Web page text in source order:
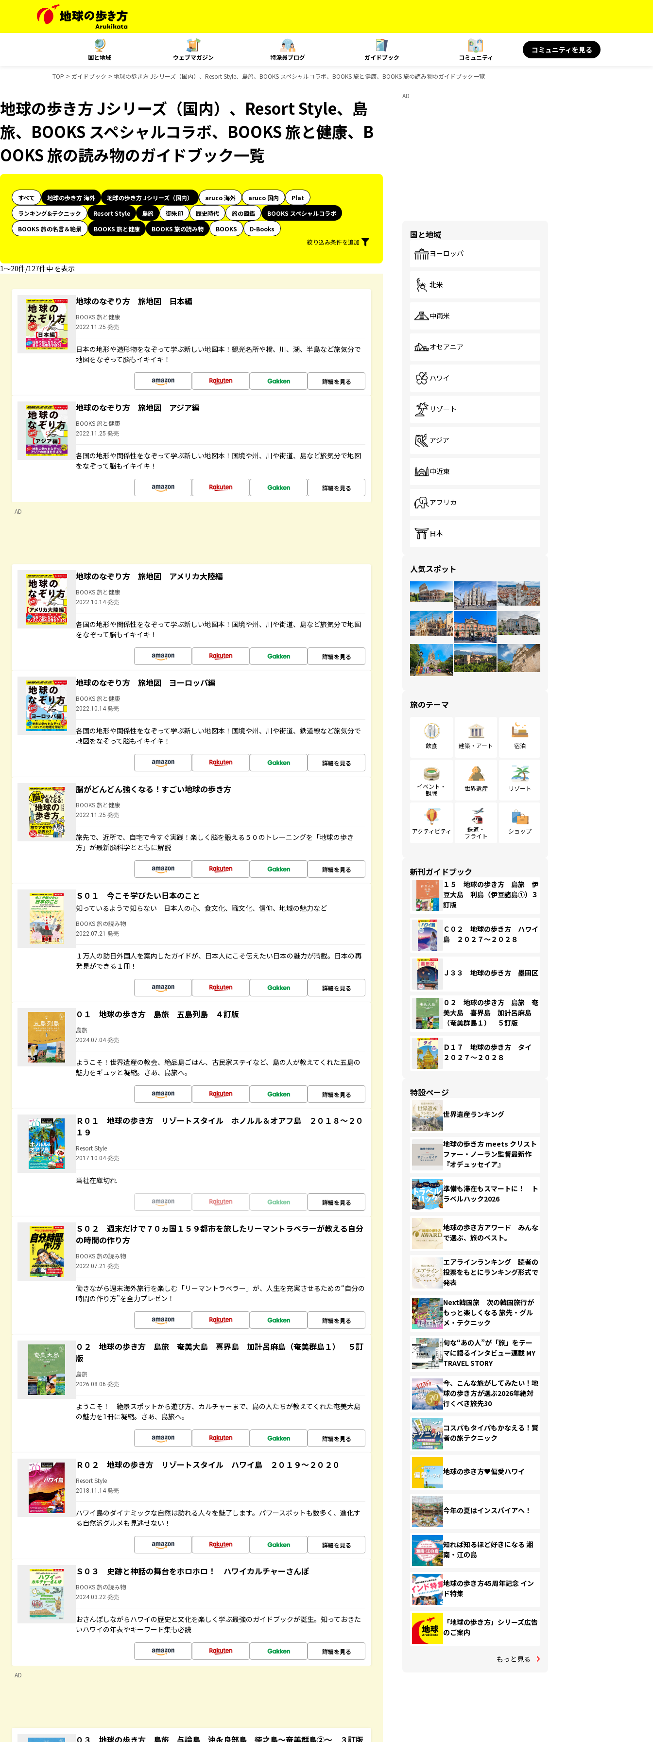
国と地域 ウェブマガジン 特派員ブログ ガイドブック コミュニティ
コミュニティを見る
TOP ガイドブック 地球の歩き方 Jシリーズ（国内）、Resort Style、島旅、BOOKS スペシャルコラボ、BOOKS 旅と健康、BOOKS 旅の読み物のガイドブック一覧
地球の歩き方 Jシリーズ（国内）、Resort Style、島
旅、BOOKS スペシャルコラボ、BOOKS 旅と健康、B
OOKS 旅の読み物のガイドブック一覧
すべて 地球の歩き方 海外 地球の歩き方 Jシリーズ（国内） aruco 海外 aruco 国内
Plat
ランキング&テクニック
Resort Style 島旅 御朱印 歴史時代 旅の図鑑
BOOKS スペシャルコラボ
BOOKS 旅の名言＆絶景
BOOKS 旅と健康 BOOKS 旅の読み物 BOOKS
D-Books
絞り込み条件を追加
1〜20件/127件中 を表示
地球のなぞり方 旅地図 日本編
BOOKS 旅と健康
2022.11.25 発売
日本の地形や造形物をなぞって学ぶ新しい地図本！観光名所や橋、川、湖、半島など旅気分で
地図をなぞって脳もイキイキ！
詳細を見る
地球のなぞり方 旅地図 アジア編
BOOKS 旅と健康
2022.11.25 発売
各国の地形や関係性をなぞって学ぶ新しい地図本！国境や州、川や街道、島など旅気分で地図
をなぞって脳もイキイキ！
詳細を見る
AD
地球のなぞり方 旅地図 アメリカ大陸編
BOOKS 旅と健康
2022.10.14 発売
各国の地形や関係性をなぞって学ぶ新しい地図本！国境や州、川や街道、島など旅気分で地図
をなぞって脳もイキイキ！
詳細を見る
地球のなぞり方 旅地図 ヨーロッパ編
BOOKS 旅と健康
2022.10.14 発売
各国の地形や関係性をなぞって学ぶ新しい地図本！国境や州、川や街道、鉄道線など旅気分で
地図をなぞって脳もイキイキ！
詳細を見る
脳がどんどん強くなる！すごい地球の歩き方
BOOKS 旅と健康
2022.11.25 発売
旅先で、近所で、自宅で今すぐ実践！楽しく脳を鍛える５０のトレーニングを「地球の歩き
方」が最新脳科学とともに解説
詳細を見る
Ｓ０１ 今こそ学びたい日本のこと
知っているようで知らない 日本人の心、食文化、職文化、信仰、地域の魅力など
BOOKS 旅の読み物
2022.07.21 発売
１万人の訪日外国人を案内したガイドが、日本人にこそ伝えたい日本の魅力が満載。日本の再
発見ができる１冊！
詳細を見る
０１ 地球の歩き方 島旅 五島列島 ４訂版
島旅
2024.07.04 発売
ようこそ！世界遺産の教会、絶品島ごはん、古民家ステイなど、島の人が教えてくれた五島の
魅力をギュッと凝縮。さあ、島旅へ。
詳細を見る
Ｒ０１ 地球の歩き方 リゾートスタイル ホノルル＆オアフ島 ２０１８～２０
１９
Resort Style
2017.10.04 発売
当社在庫切れ
詳細を見る
Ｓ０２ 週末だけで７０ヵ国１５９都市を旅したリーマントラベラーが教える自分
の時間の作り方
BOOKS 旅の読み物
2022.07.21 発売
働きながら週末海外旅行を楽しむ「リーマントラベラー」が、人生を充実させるための“自分の
時間の作り方”を全力プレゼン！
詳細を見る
０２ 地球の歩き方 島旅 奄美大島 喜界島 加計呂麻島（奄美群島１） ５訂
版
島旅
2026.08.06 発売
ようこそ！ 絶景スポットから遊び方、カルチャーまで、島の人たちが教えてくれた奄美大島
の魅力を1冊に凝縮。さあ、島旅へ。
詳細を見る
Ｒ０２ 地球の歩き方 リゾートスタイル ハワイ島 ２０１９～２０２０
Resort Style
2018.11.14 発売
ハワイ島のダイナミックな自然は訪れる人々を魅了します。パワースポットも数多く、進化す
る自然派グルメも見逃せない！
詳細を見る
Ｓ０３ 史跡と神話の舞台をホロホロ！ ハワイカルチャーさんぽ
BOOKS 旅の読み物
2024.03.22 発売
おさんぽしながらハワイの歴史と文化を楽しく学ぶ最強のガイドブックが誕生。知っておきた
いハワイの年表やキーワード集も必読
詳細を見る
AD
０３ 地球の歩き方 島旅 与論島 沖永良部島 徳之島～奄美群島②～ ３訂版
AD
国と地域
ヨーロッパ
北米
中南米
オセアニア
ハワイ
リゾート
アジア
中近東
アフリカ
日本
人気スポット
旅のテーマ
飲食 建築・アート 宿泊
イベント・
観戦
世界遺産 リゾート
アクティビティ
鉄道・
フライト
ショップ
新刊ガイドブック
１５ 地球の歩き方 島旅 伊
豆大島 利島（伊豆諸島①）３
訂版
Ｃ０２ 地球の歩き方 ハワイ
島 ２０２７～２０２８
Ｊ３３ 地球の歩き方 墨田区
０２ 地球の歩き方 島旅 奄
美大島 喜界島 加計呂麻島
（奄美群島１） ５訂版
Ｄ１７ 地球の歩き方 タイ
２０２７～２０２８
特設ページ
世界遺産ランキング
地球の歩き方 meets クリスト
ファー・ノーラン監督最新作
『オデュッセイア』
準備も滞在もスマートに！ ト
ラベルハック2026
地球の歩き方アワード みんな
で選ぶ、旅のベスト。
エアラインランキング 読者の
投票をもとにランキング形式で
発表
Next韓国旅 次の韓国旅行が
もっと楽しくなる 旅先・グル
メ・テクニック
旬な“あの人”が「旅」をテー
マに語るインタビュー連載 MY
TRAVEL STORY
今、こんな旅がしてみたい！地
球の歩き方が選ぶ2026年絶対
行くべき旅先30
コスパもタイパもかなえる！賢
者の旅テクニック
地球の歩き方♥偏愛ハワイ
今年の夏はインスパイアへ！
知れば知るほど好きになる 湘
南・江の島
地球の歩き方45周年記念 イン
ド特集
「地球の歩き方」シリーズ広告
のご案内
もっと見る